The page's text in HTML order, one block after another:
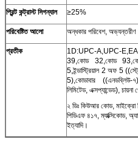
প্রিন্ট কন্ট্রাস্ট সিগন্যাল ≥25%
পরিবেষ্টিত আলো অন্ধকার পরিবেশ,
প্রতীক
1D:UPC-A,UPC-
39,কোড 32,কোড
5,ইন্ডাস্ট্রিয়াল 2 অফ 5
5),কোডাবার ((এনডব্লিউ-
লিমিটেড, এক্সপ্যান্ডেড),
২ ডিঃ কিউআর কোড, মাইক্রো
পিডিএফ ৪১৭, ম্যাক্সিকোড,
ইত্যাদি।